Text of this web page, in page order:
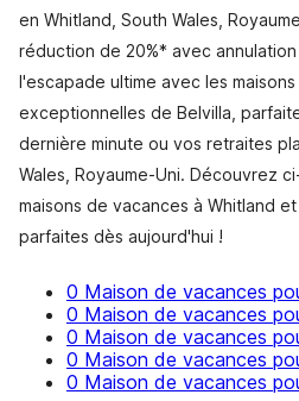
en Whitland, South Wales,
réduction de 20%* avec
l'escapade ultime avec les
exceptionnelles de Belvilla,
dernière minute ou vos retraites
Wales, Royaume-Uni. Découvrez
maisons de vacances à Whitland
parfaites dès aujourd'hui !
0 Maison de vacances
0 Maison de vacances
0 Maison de vacances
0 Maison de vacances
0 Maison de vacances